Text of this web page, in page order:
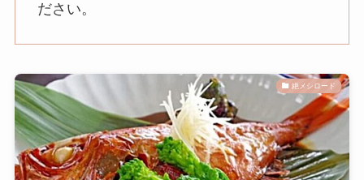
ださい。
絶メシロード